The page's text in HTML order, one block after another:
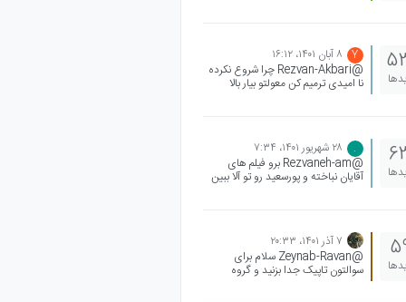
تیکت بزنید بررسی میشه نگران نباشید
Y
۸ آبان ۱۴۰۱،‏ ۱۶:۱۲
@Rezvan-Akbari چرا شروع نکرده
نا امیدی ترمیم کن معولتو بیار بالا
چه طوری بخونی
.
۲۸ شهریور ۱۴۰۱،‏ ۷:۳۴
@Rezvaneh-am برو فیلم های
آقایان نباخته و پورسعید رو تو آلا ببین
۷ آذر ۱۴۰۱،‏ ۲۰:۳۳
@Zeynab-Ravan سلام برای
سوالتون تاپیک جدا بزنید و گروه